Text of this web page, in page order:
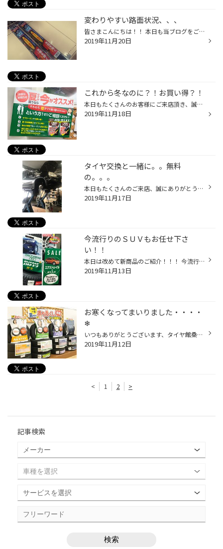
変わりやすい路面状況、、、
皆さまこんにちは！！ 本日も当ブログをご覧頂き、誠にありがとうございます。 今日は風が強くてとにかく寒い寒い、、、、 更に雪も混ざると、当たり前ですけど吹雪に～❄ ころころと変わる天気と一緒に路面状況も変わります！！ 風が強いので雪が溶けた路面は一瞬で凍る場合もあり 運転中は注意が必...
2019年11月20日
これから冬なのに？！お買い得？！
本日もたくさんのお客様にご来店頂き、誠にありがとうございます。 タイヤ館桑園はまだまだタイヤ交換で賑わっています。 そんな中、以外と知られていないお買い得情報のお知らせです！！！ 画像そのものでお分かり頂けますが。。。。 実は今時期 『夏タイヤ』 がお買い得なんです！！！ 超がつくほ...
2019年11月18日
タイヤ交換と一緒に。。無料
の。。。
本日もたくさんのご来店、誠にありがとうございます。 当店ではタイヤ交換と同時進行で『無料安全点検』を実施させて頂いております。 こちらの無料点検はエンジンオイル、オートマチックオイル、バッテリー、ワイパーなど お客様が安心してお過ごし頂けるよう点検から交換まで提案させて頂いていま...
2019年11月17日
今流行りのＳＵＶもお任せ下さ
い！！
本日は改めて新商品のご紹介！！！ 今流行りのSUV専用スタッドレスタイヤ『DM-V3』です。 こちらの商品はブリヂストンの最高峰！ 冬道に力強さと安心感を与えてくれるお勧めの逸品！！ お買い得なホイールセットもご用意しておりますのでお気軽にお尋ね下さい。 本日も乗用車タイプのプレミアブリザ...
2019年11月13日
お寒くなってまいりました・・・・
❄
いつもありがとうございます、タイヤ館桑園店ですっ♪ 本日もたくさんのタイヤ交換をさせていただきましたっ！ 今年は増税もあり在庫も不足気味で、当日の作業がムズカシイ事も・・ しばしばです・・・・。 御迷惑をおかけしてスミマセン・・・・。 特に輸入車のお客様のタイヤサイズは 特殊なサイズ...
2019年11月12日
< 1 2 >
記事検索